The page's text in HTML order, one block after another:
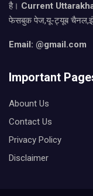
है। Current
फेसबुक पेज,यू-ट्यूब
Email: @gmail.com
Important
Abount Us
Contact Us
Privacy Policy
Disclaimer